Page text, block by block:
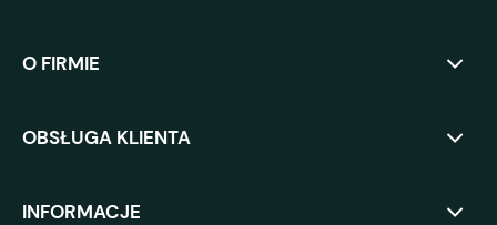
O FIRMIE
OBSŁUGA KLIENTA
INFORMACJE